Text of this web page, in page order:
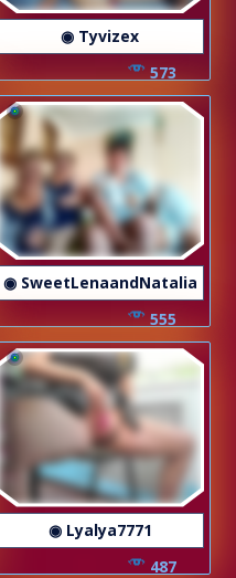
◉ Tyvizex
573
◉ SweetLenaandNatalia
555
◉ Lyalya7771
487